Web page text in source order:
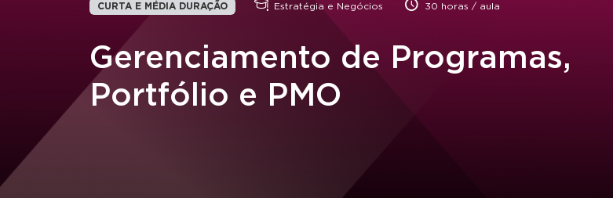
CURTA E MÉDIA DURAÇÃO Estratégia e Negócios 30 horas / aula
Gerenciamento de Programas,
Portfólio e PMO